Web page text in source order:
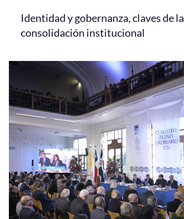
Identidad y gobernanza, claves de la
consolidación institucional